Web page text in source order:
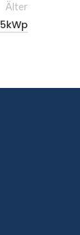
Älter